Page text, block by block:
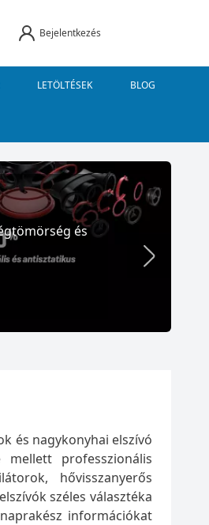
Bejelentkezés
LETÖLTÉSEK BLOG
és
és nagykonyhai elszívó
professzionális
hővisszanyerős
széles választéka
információkat